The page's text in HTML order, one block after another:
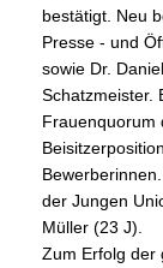
bestätigt. Neu
Presse - und
sowie Dr.
Schatzmeister.
Frauenquorum
der Jungen
Müller (23 J).
Zum Erfolg der